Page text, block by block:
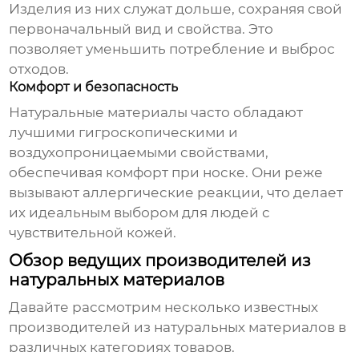
Изделия из них служат дольше, сохраняя свой
первоначальный вид и свойства. Это
позволяет уменьшить потребление и выброс
отходов.
Комфорт и безопасность
Натуральные материалы часто обладают
лучшими гигроскопическими и
воздухопроницаемыми свойствами,
обеспечивая комфорт при носке. Они реже
вызывают аллергические реакции, что делает
их идеальным выбором для людей с
чувствительной кожей.
Обзор ведущих производителей из
натуральных материалов
Давайте рассмотрим несколько известных
производителей из натуральных материалов в
различных категориях товаров.